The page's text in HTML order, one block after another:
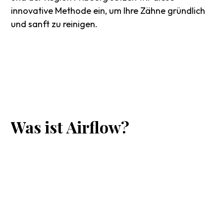
innovative Methode ein, um Ihre Zähne gründlich
und sanft zu reinigen.
WasistAirflow?